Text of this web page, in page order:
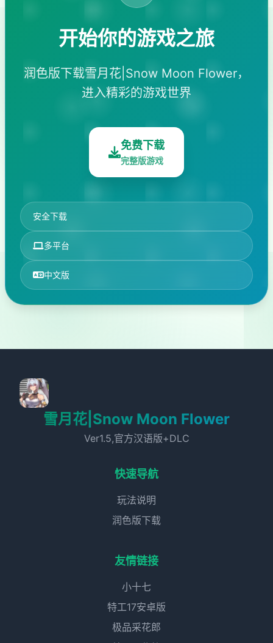
开始你的游戏之旅
润色版下载雪月花|Snow Moon Flower，
进入精彩的游戏世界
免费下载
完整版游戏
安全下载
多平台
中文版
雪月花|Snow Moon Flower
Ver1.5,官方汉语版+DLC
快速导航
玩法说明
润色版下载
友情链接
小十七
特工17安卓版
极品采花郎